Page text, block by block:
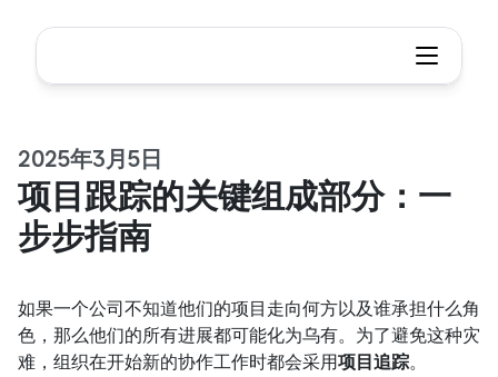
2025年3月5日
项目跟踪的关键组成部分：一
步步指南
如果一个公司不知道他们的项目走向何方以及谁承担什么角
色，那么他们的所有进展都可能化为乌有。为了避免这种灾
难，组织在开始新的协作工作时都会采用项目追踪。